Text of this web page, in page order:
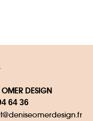
OMER DESIGN
64 36